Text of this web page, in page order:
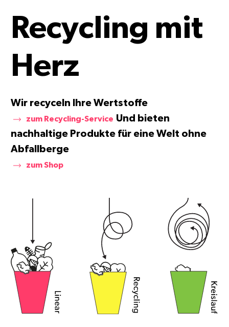
Recycling mit
Herz
Wir recyceln Ihre Wertstoffe
zum Recycling-Service Und bieten
nachhaltige Produkte für eine Welt ohne
Abfallberge
zum Shop